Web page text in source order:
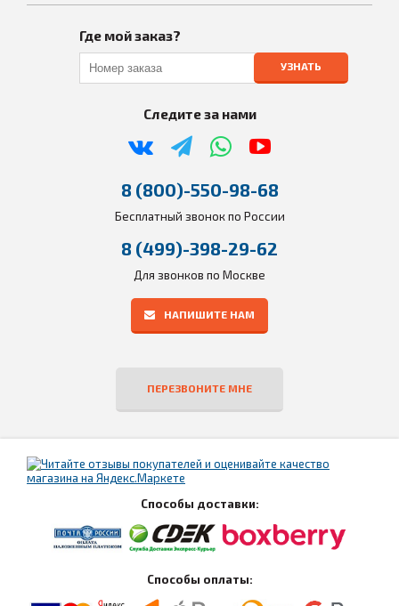
Где мой заказ?
УЗНАТЬ
Следите за нами
8 (800)-550-98-68
Бесплатный звонок по России
8 (499)-398-29-62
Для звонков по Москве
НАПИШИТЕ НАМ
ПЕРЕЗВОНИТЕ МНЕ
Способы доставки:
Способы оплаты: